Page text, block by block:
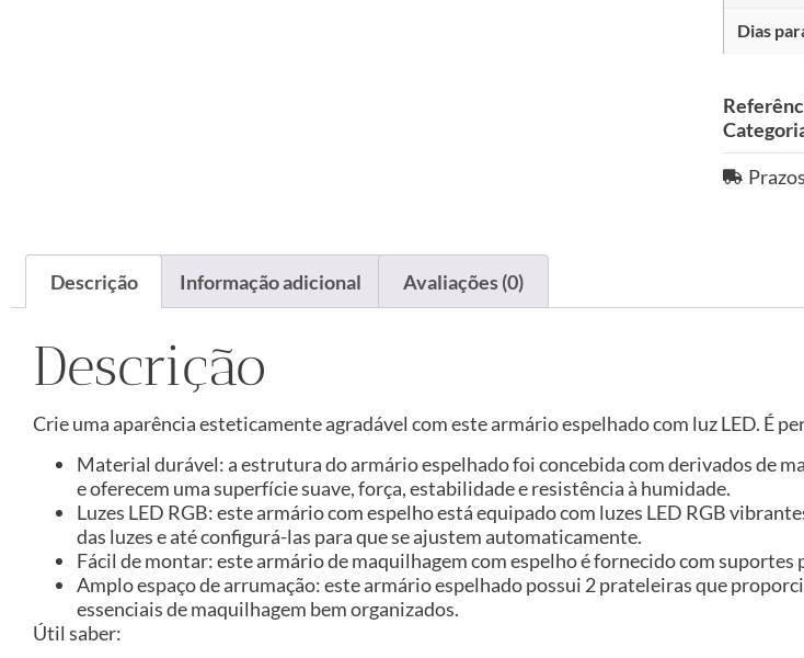
Dias
Descrição Informação adicional Avaliações (0)
Descrição
Crie uma aparência esteticamente agradável com este armário espelhado com luz LED. É
Material durável: a estrutura do armário espelhado foi concebida com derivados de
e oferecem uma superfície suave, força, estabilidade e resistência à humidade.
Luzes LED RGB: este armário com espelho está equipado com luzes LED RGB
das luzes e até configurá-las para que se ajustem automaticamente.
Fácil de montar: este armário de maquilhagem com espelho é fornecido com
Amplo espaço de arrumação: este armário espelhado possui 2 prateleiras que
essenciais de maquilhagem bem organizados.
Útil saber: